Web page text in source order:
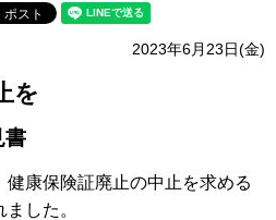
2023年6月23日(金)
を
書
康保険証廃止の中止を求める
した。